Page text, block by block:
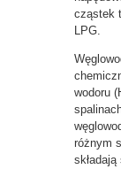
cząstek
LPG.
wodoru
różnym